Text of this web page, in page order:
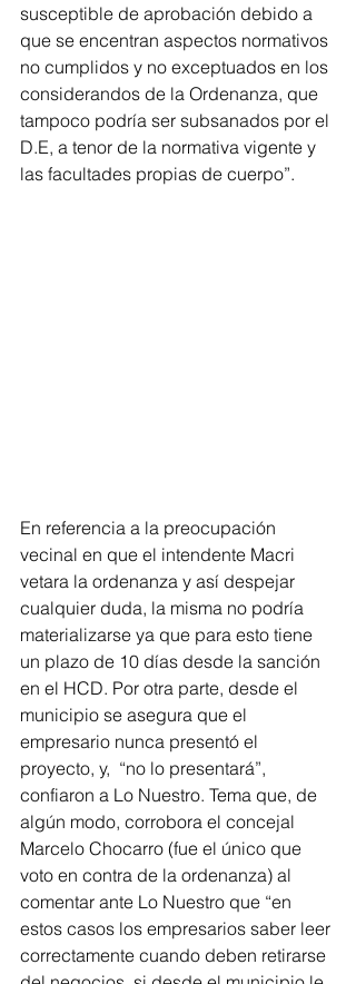
susceptible de aprobación debido a
que se encentran aspectos normativos
no cumplidos y no exceptuados en los
considerandos de la Ordenanza, que
tampoco podría ser subsanados por el
D.E, a tenor de la normativa vigente y
las facultades propias de cuerpo”.
En referencia a la preocupación
vecinal en que el intendente Macri
vetara la ordenanza y así despejar
cualquier duda, la misma no podría
materializarse ya que para esto tiene
un plazo de 10 días desde la sanción
en el HCD. Por otra parte, desde el
municipio se asegura que el
empresario nunca presentó el
proyecto, y,  “no lo presentará”,
confiaron a Lo Nuestro. Tema que, de
algún modo, corrobora el concejal
Marcelo Chocarro (fue el único que
voto en contra de la ordenanza) al
comentar ante Lo Nuestro que “en
estos casos los empresarios saber leer
correctamente cuando deben retirarse